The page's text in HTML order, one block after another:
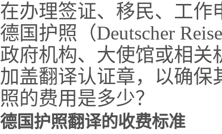
在办理签证、移民、工作
德国护照（Deutscher
政府机构、大使馆或相关
加盖翻译认证章，以确
照的费用是多少？
德国护照翻译的收费标准